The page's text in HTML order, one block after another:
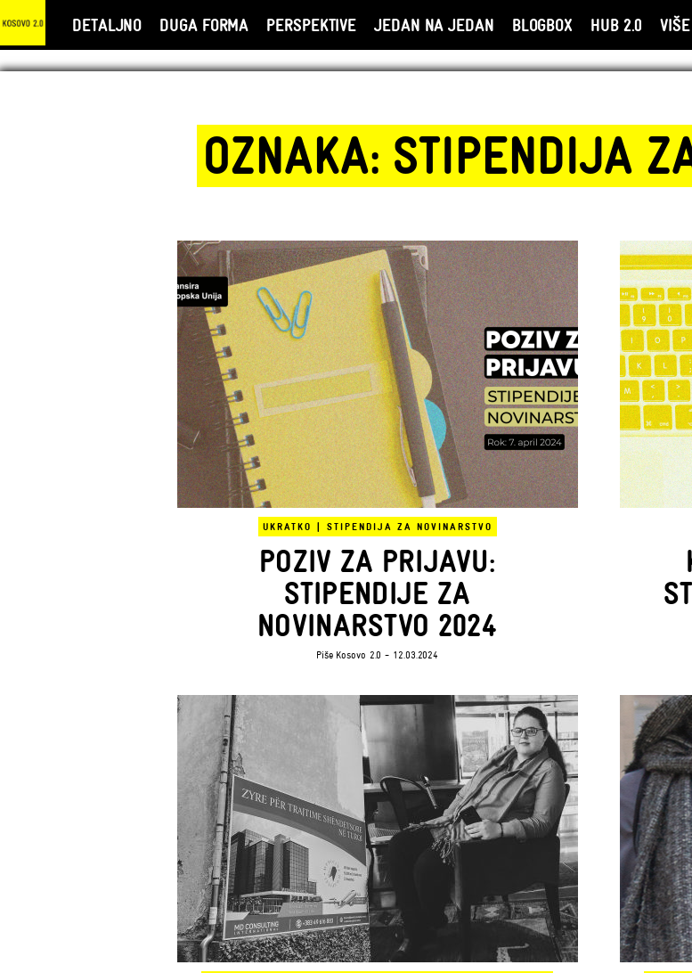
DETALJNO DUGA FORMA PERSPEKTIVE JEDAN NA JEDAN BLOGBOX HUB 2.0 VIŠE
OZNAKA: STIPENDIJA
UKRATKO | STIPENDIJA ZA NOVINARSTVO
POZIV ZA PRIJAVU:
STIPENDIJE ZA
NOVINARSTVO 2024
Piše Kosovo 2.0 - 12.03.2024